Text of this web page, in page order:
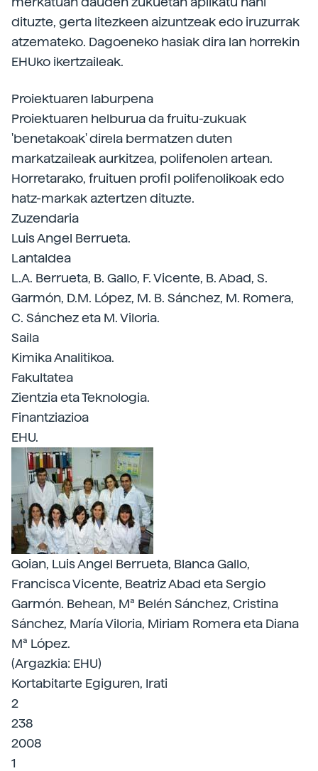
dituzte, gerta litezkeen aizuntzeak edo iruzurrak
atzemateko. Dagoeneko hasiak dira lan horrekin
EHUko ikertzaileak.
Proiektuaren laburpena
Proiektuaren helburua da fruitu-zukuak
'benetakoak' direla bermatzen duten
markatzaileak aurkitzea, polifenolen artean.
Horretarako, fruituen profil polifenolikoak edo
hatz-markak aztertzen dituzte.
Zuzendaria
Luis Angel Berrueta.
Lantaldea
L.A. Berrueta, B. Gallo, F. Vicente, B. Abad, S.
Garmón, D.M. López, M. B. Sánchez, M. Romera,
C. Sánchez eta M. Viloria.
Saila
Kimika Analitikoa.
Fakultatea
Zientzia eta Teknologia.
Finantziazioa
EHU.
Goian, Luis Angel Berrueta, Blanca Gallo,
Francisca Vicente, Beatriz Abad eta Sergio
Garmón. Behean, Mª Belén Sánchez, Cristina
Sánchez, María Viloria, Miriam Romera eta Diana
Mª López.
(Argazkia: EHU)
Kortabitarte Egiguren, Irati
2
238
2008
1